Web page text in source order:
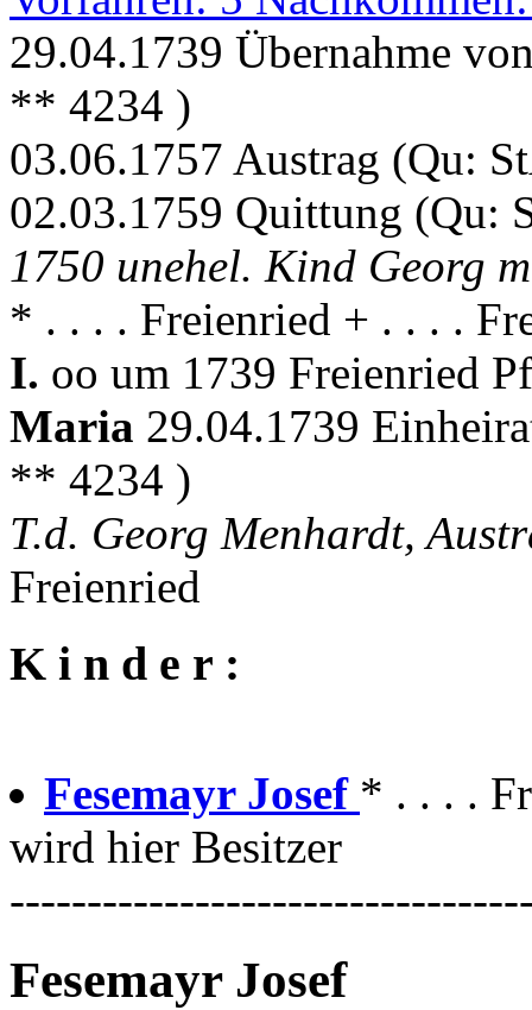
29.04.1739 Übernahme
** 4234 )
03.06.1757 Austrag (Qu:
02.03.1759 Quittung (Qu:
1750 unehel. Kind Georg
* . . . . Freienried + . . . .
I. oo um 1739 Freienried
Maria 29.04.1739
** 4234 )
T.d. Georg Menhardt,
Freienried
K i n d e r :
Fesemayr Josef * . . . .
wird hier Besitzer
Fesemayr Josef